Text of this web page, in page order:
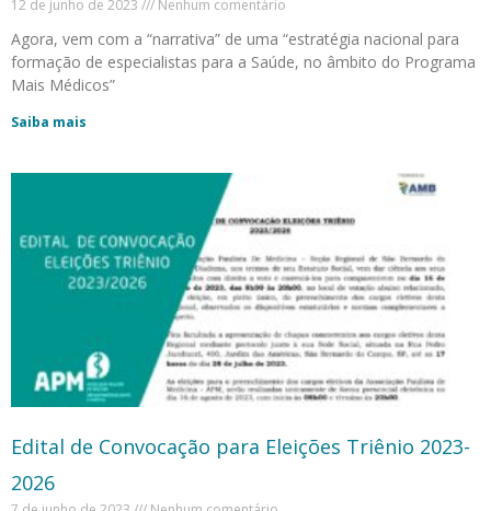
12 de junho de 2023 Nenhum comentário
Agora, vem com a “narrativa” de uma “estratégia nacional para
formação de especialistas para a Saúde, no âmbito do Programa
Mais Médicos”
Saiba mais
Edital de Convocação para Eleições Triênio 2023-
2026